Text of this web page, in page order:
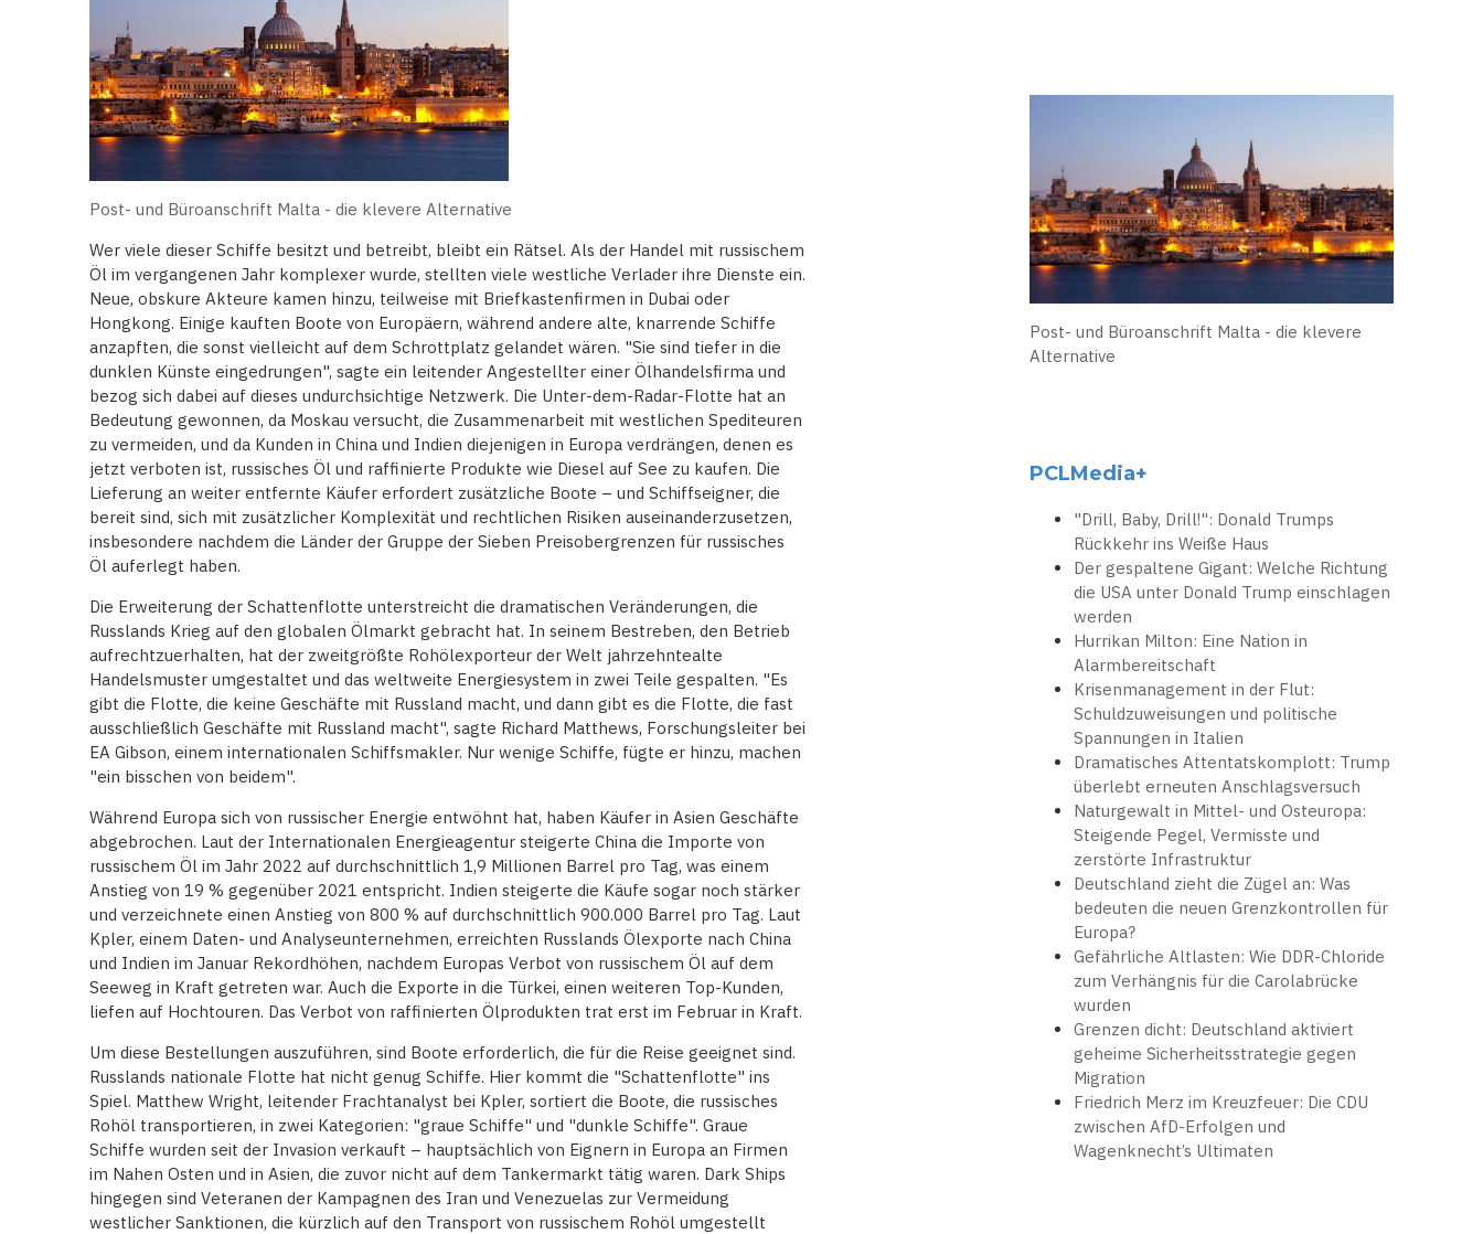
Post- und Büroanschrift Malta - die klevere Alternative
Wer viele dieser Schiffe besitzt und betreibt, bleibt ein Rätsel. Als der Handel mit russischem
Öl im vergangenen Jahr komplexer wurde, stellten viele westliche Verlader ihre Dienste ein.
Neue, obskure Akteure kamen hinzu, teilweise mit Briefkastenfirmen in Dubai oder
Hongkong. Einige kauften Boote von Europäern, während andere alte, knarrende Schiffe
anzapften, die sonst vielleicht auf dem Schrottplatz gelandet wären. "Sie sind tiefer in die
dunklen Künste eingedrungen", sagte ein leitender Angestellter einer Ölhandelsfirma und
bezog sich dabei auf dieses undurchsichtige Netzwerk. Die Unter-dem-Radar-Flotte hat an
Bedeutung gewonnen, da Moskau versucht, die Zusammenarbeit mit westlichen Spediteuren
zu vermeiden, und da Kunden in China und Indien diejenigen in Europa verdrängen, denen es
jetzt verboten ist, russisches Öl und raffinierte Produkte wie Diesel auf See zu kaufen. Die
Lieferung an weiter entfernte Käufer erfordert zusätzliche Boote – und Schiffseigner, die
bereit sind, sich mit zusätzlicher Komplexität und rechtlichen Risiken auseinanderzusetzen,
insbesondere nachdem die Länder der Gruppe der Sieben Preisobergrenzen für russisches
Öl auferlegt haben.
Die Erweiterung der Schattenflotte unterstreicht die dramatischen Veränderungen, die
Russlands Krieg auf den globalen Ölmarkt gebracht hat. In seinem Bestreben, den Betrieb
aufrechtzuerhalten, hat der zweitgrößte Rohölexporteur der Welt jahrzehntealte
Handelsmuster umgestaltet und das weltweite Energiesystem in zwei Teile gespalten. "Es
gibt die Flotte, die keine Geschäfte mit Russland macht, und dann gibt es die Flotte, die fast
ausschließlich Geschäfte mit Russland macht", sagte Richard Matthews, Forschungsleiter bei
EA Gibson, einem internationalen Schiffsmakler. Nur wenige Schiffe, fügte er hinzu, machen
"ein bisschen von beidem".
Während Europa sich von russischer Energie entwöhnt hat, haben Käufer in Asien Geschäfte
abgebrochen. Laut der Internationalen Energieagentur steigerte China die Importe von
russischem Öl im Jahr 2022 auf durchschnittlich 1,9 Millionen Barrel pro Tag, was einem
Anstieg von 19 % gegenüber 2021 entspricht. Indien steigerte die Käufe sogar noch stärker
und verzeichnete einen Anstieg von 800 % auf durchschnittlich 900.000 Barrel pro Tag. Laut
Kpler, einem Daten- und Analyseunternehmen, erreichten Russlands Ölexporte nach China
und Indien im Januar Rekordhöhen, nachdem Europas Verbot von russischem Öl auf dem
Seeweg in Kraft getreten war. Auch die Exporte in die Türkei, einen weiteren Top-Kunden,
liefen auf Hochtouren. Das Verbot von raffinierten Ölprodukten trat erst im Februar in Kraft.
Um diese Bestellungen auszuführen, sind Boote erforderlich, die für die Reise geeignet sind.
Russlands nationale Flotte hat nicht genug Schiffe. Hier kommt die "Schattenflotte" ins
Spiel. Matthew Wright, leitender Frachtanalyst bei Kpler, sortiert die Boote, die russisches
Rohöl transportieren, in zwei Kategorien: "graue Schiffe" und "dunkle Schiffe". Graue
Schiffe wurden seit der Invasion verkauft – hauptsächlich von Eignern in Europa an Firmen
im Nahen Osten und in Asien, die zuvor nicht auf dem Tankermarkt tätig waren. Dark Ships
hingegen sind Veteranen der Kampagnen des Iran und Venezuelas zur Vermeidung
westlicher Sanktionen, die kürzlich auf den Transport von russischem Rohöl umgestellt
Post- und Büroanschrift Malta - die klevere
Alternative
PCLMedia+
"Drill, Baby, Drill!": Donald Trumps
Rückkehr ins Weiße Haus
Der gespaltene Gigant: Welche Richtung
die USA unter Donald Trump einschlagen
werden
Hurrikan Milton: Eine Nation in
Alarmbereitschaft
Krisenmanagement in der Flut:
Schuldzuweisungen und politische
Spannungen in Italien
Dramatisches Attentatskomplott: Trump
überlebt erneuten Anschlagsversuch
Naturgewalt in Mittel- und Osteuropa:
Steigende Pegel, Vermisste und
zerstörte Infrastruktur
Deutschland zieht die Zügel an: Was
bedeuten die neuen Grenzkontrollen für
Europa?
Gefährliche Altlasten: Wie DDR-Chloride
zum Verhängnis für die Carolabrücke
wurden
Grenzen dicht: Deutschland aktiviert
geheime Sicherheitsstrategie gegen
Migration
Friedrich Merz im Kreuzfeuer: Die CDU
zwischen AfD-Erfolgen und
Wagenknecht’s Ultimaten